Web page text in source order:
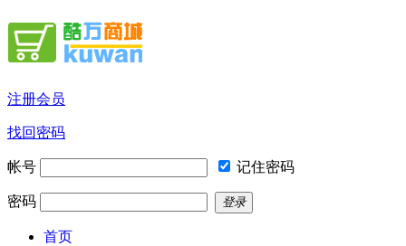
注册会员
找回密码
帐号 记住密码
密码 登录
首页